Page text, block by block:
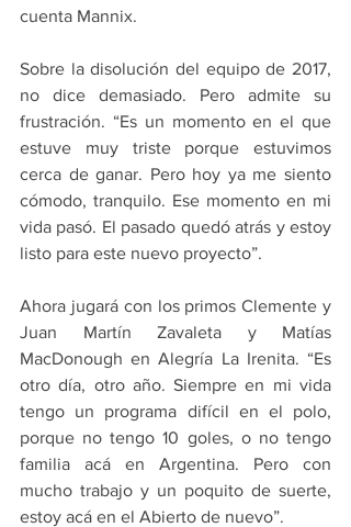
cuenta Mannix.
Sobre la disolución del equipo de 2017,
no dice demasiado. Pero admite su
frustración. “Es un momento en el que
estuve muy triste porque estuvimos
cerca de ganar. Pero hoy ya me siento
cómodo, tranquilo. Ese momento en mi
vida pasó. El pasado quedó atrás y estoy
listo para este nuevo proyecto”.
Ahora jugará con los primos Clemente y
Juan Martín Zavaleta y Matías
MacDonough en Alegría La Irenita. “Es
otro día, otro año. Siempre en mi vida
tengo un programa difícil en el polo,
porque no tengo 10 goles, o no tengo
familia acá en Argentina. Pero con
mucho trabajo y un poquito de suerte,
estoy acá en el Abierto de nuevo”.